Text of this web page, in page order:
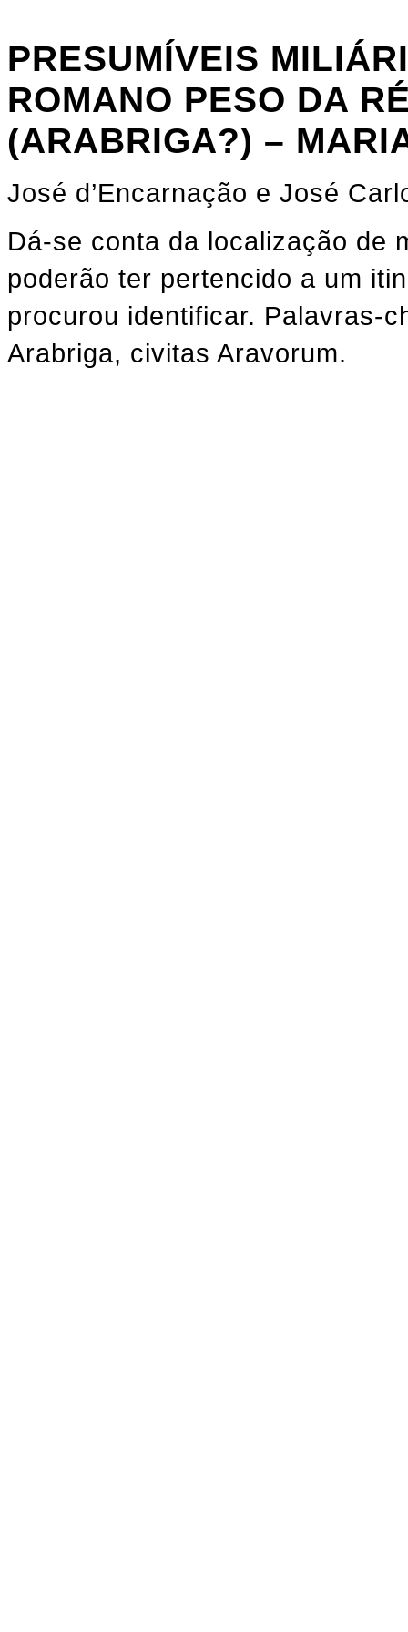
PRESUMÍVEIS
ROMANO PESO DA
(ARABRIGA?) –
José d’Encarnação e José
Dá-se conta da localização de
poderão ter pertencido a um
procurou identificar. Palavras-
Arabriga, civitas Aravorum.